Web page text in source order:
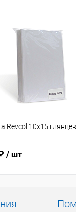
Revcol 10х15
/ шт